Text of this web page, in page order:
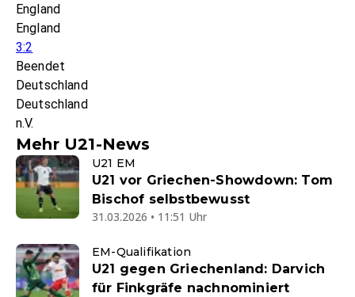
England
England
3:2
Beendet
Deutschland
Deutschland
n.V.
Mehr U21-News
U21 EM
U21 vor Griechen-Showdown: Tom
Bischof selbstbewusst
31.03.2026 • 11:51 Uhr
EM-Qualifikation
U21 gegen Griechenland: Darvich
für Finkgräfe nachnominiert